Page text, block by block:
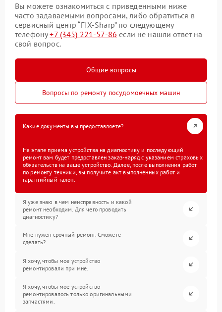
Вы можете ознакомиться с приведенными ниже
часто задаваемыми вопросами, либо обратиться в
сервисный центр “FIX-Sharp” по следующему
телефону+7 (345) 221-57-86 если не нашли ответ на
свой вопрос.
Общие вопросы
Вопросы по ремонту посудомоечных машин
Какие документы вы предоставляете?
На этапе приема устройства на диагностику и последующий
ремонт вам будет предоставлен заказ-наряд с указанием страховых
обязательств на ваше устройство. Далее, после выполнения работ
по ремонту техники, вы получите акт выполненных работ и
гарантийный талон.
Я уже знаю в чем неисправность и какой
ремонт необходим. Для чего проводить
диагностику?
Мне нужен срочный ремонт. Сможете
сделать?
Я хочу, чтобы мое устройство
ремонтировали при мне.
Я хочу, чтобы мое устройство
ремонтировалось только оригинальными
запчастями.